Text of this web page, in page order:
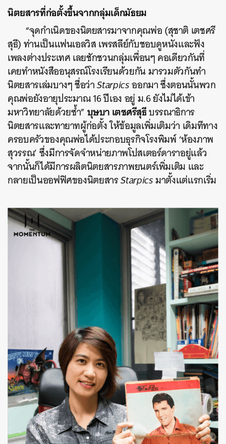
นิตยสารที่ก่อตั้งขึ้นจากกลุ่มเด็กมัธยม
“จุดกำเนิดของนิตยสารมาจากคุณพ่อ (สุชาติ เตชศรี
สุธี) ท่านเป็นแฟนเอลวิส เพรสลีย์กับชอบดูหนังและฟัง
เพลงต่างประเทศ เลยชักชวนกลุ่มเพื่อนๆ คอเดียวกันที่
เคยทำหนังสืออนุสรณ์โรงเรียนด้วยกัน มารวมตัวกันทำ
นิตยสารเล่มบางๆ ชื่อว่าStarpicsออกมา ซึ่งตอนนั้นพวก
คุณพ่อยังอายุประมาณ 16 ปีเอง อยู่ ม.6 ยังไม่ได้เข้า
มหาวิทยาลัยด้วยซ้ำ”บุษบา เตชศรีสุธีบรรณาธิการ
นิตยสารและทายาทผู้ก่อตั้ง ให้ข้อมูลเพิ่มเติมว่า เดิมทีทาง
ครอบครัวของคุณพ่อได้ประกอบธุรกิจโรงพิมพ์ ‘ห้องภาพ
สุวรรณ’ ซึ่งมีการจัดจำหน่ายภาพโปสเตอร์ดาราอยู่แล้ว
จากนั้นก็ได้มีการผลิตนิตยสารภาพยนตร์เพิ่มเติม และ
กลายเป็นออฟฟิศของนิตยสารStarpicsมาตั้งแต่แรกเริ่ม